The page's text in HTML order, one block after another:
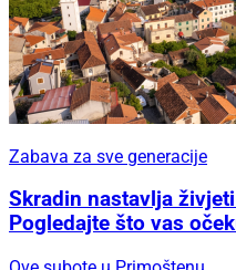
Zabava za sve generacije
Skradin nastavlja
Pogledajte što vas